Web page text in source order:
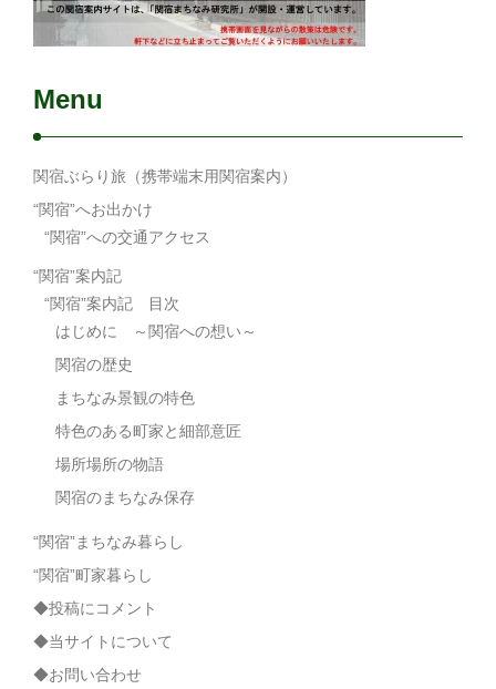
Menu
関宿ぶらり旅（携帯端末用関宿案内）
“関宿”へお出かけ
“関宿”への交通アクセス
“関宿”案内記
“関宿”案内記 目次
はじめに ～関宿への想い～
関宿の歴史
まちなみ景観の特色
特色のある町家と細部意匠
場所場所の物語
関宿のまちなみ保存
“関宿”まちなみ暮らし
“関宿”町家暮らし
◆投稿にコメント
◆当サイトについて
◆お問い合わせ